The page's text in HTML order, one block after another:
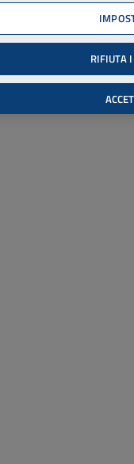
06 45539607
RIFIUTA